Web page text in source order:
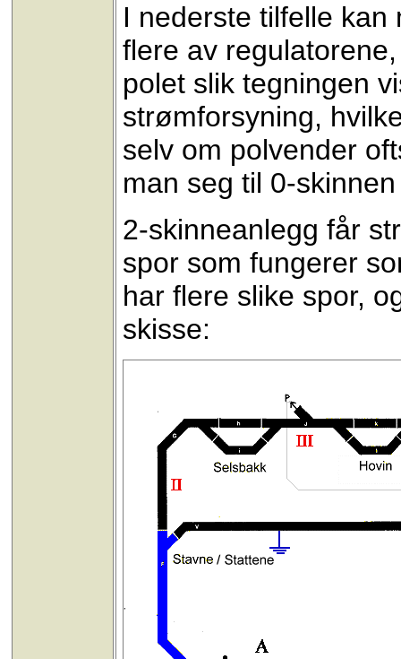
I nederste tilfelle
flere av
polet slik tegningen
strømforsyning,
selv om polvender
man seg til 0-
2-skinneanlegg får
spor som fungerer
har flere slike spor,
skisse: